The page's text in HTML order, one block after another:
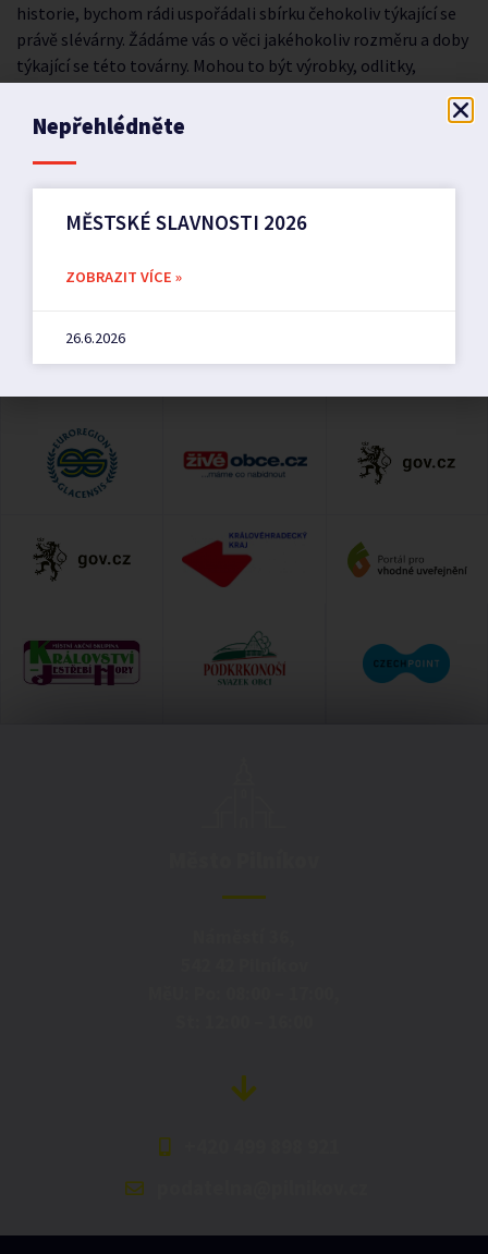
historie, bychom rádi uspořádali sbírku čehokoliv týkající se
právě slévárny. Žádáme vás o věci jakéhokoliv rozměru a doby
týkající se této továrny. Mohou to být výrobky, odlitky,
apod. Za vaši nabídku možného zapůjčení, nebo odkoupení
předem děkujeme.
PŘEDCHOZÍ
Nepřehlédněte
MĚSTSKÉ SLAVNOSTI 2026
ZOBRAZIT VÍCE »
26.6.2026